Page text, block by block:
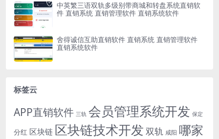
中英繁三语双轨多级别带商城和转盘系统直销软
件 直销系统 直销管理软件 直销系统软件
舍得诚信互助直销软件 直销系统 直销管理软件
直销系统软件
标签云
APP直销软件 三轨 会员管理系统开发 保定
分红 区块链 区块链技术开发 双轨 咸阳 哪家